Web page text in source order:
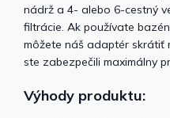
nádrž a 4- alebo 6-cestný
filtrácie. Ak používate
môžete náš adaptér skrátiť
ste zabezpečili maximálny
Výhody produktu: